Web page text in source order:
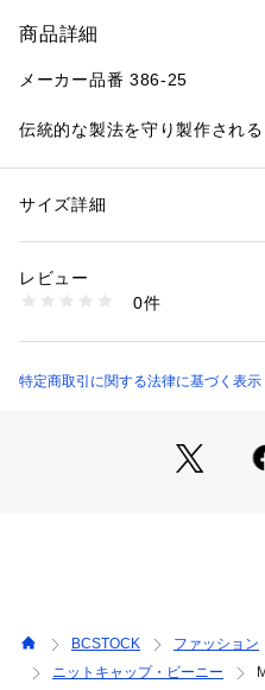
商品詳細
メーカー品番 386-25
伝統的な製法を守り製作され
です。バグパイプバンドの帽
ます。ラム、シェットランド
性別：メンズ
プ・ビーニー
生産国：スコットランド
洗濯：本体:ドライクリーニング
商品番号：1099200040172 （モー
サイズ詳細
レビュー
0件
特定商取引に関する法律に基づく表示
BCSTOCK ファッション
ニットキャップ・ビーニー